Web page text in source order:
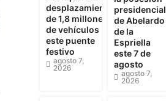
desplazamiento
de 1,8 millones
de vehículos
este puente
festivo
agosto 7,
2026
presidencial
de Abelardo
de la
Espriella
este 7 de
agosto
agosto 7,
2026